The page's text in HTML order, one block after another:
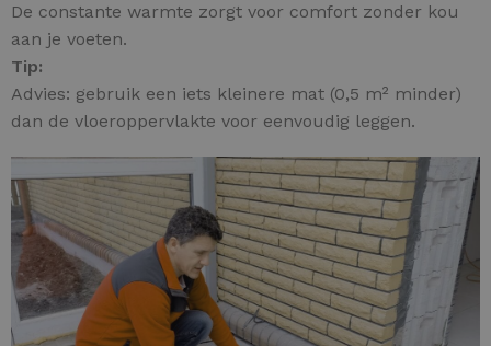
De constante warmte zorgt voor comfort zonder kou
aan je voeten.
Tip:
Advies: gebruik een iets kleinere mat (0,5 m² minder)
dan de vloeroppervlakte voor eenvoudig leggen.